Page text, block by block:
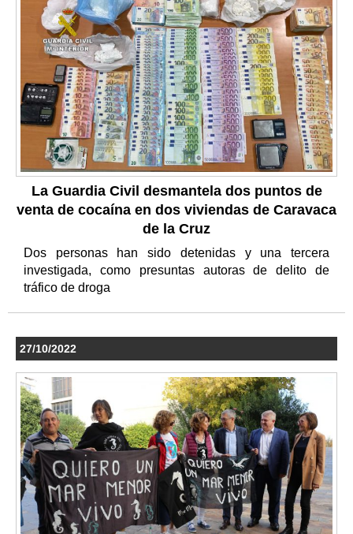
La Guardia Civil desmantela dos puntos de
venta de cocaína en dos viviendas de Caravaca
de la Cruz
Dos personas han sido detenidas y una tercera
investigada, como presuntas autoras de delito de
tráfico de droga
27/10/2022